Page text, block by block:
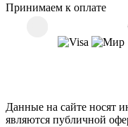
Принимаем к оплате
Данные на сайте носят
являются публичной